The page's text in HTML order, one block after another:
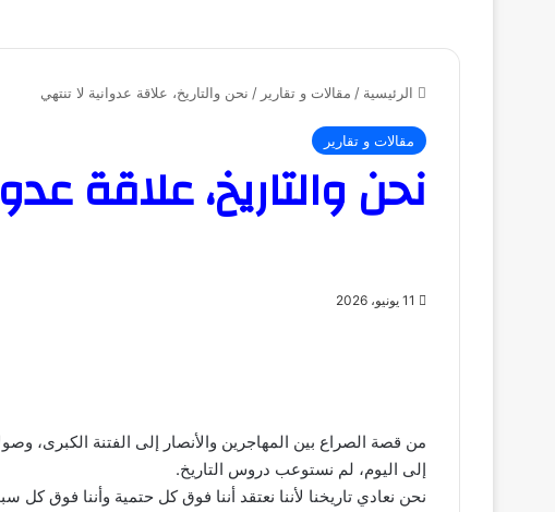
الرئيسية / مقالات و تقارير / نحن والتاريخ، علاقة عدوانية لا تنتهي
مقالات و تقارير
نحن والتاريخ، علاقة
11 يونيو، 2026
من قصة الصراع بين المهاجرين والأنصار إلى الفتنة الكبرى،
إلى اليوم، لم نستوعب دروس التاريخ.
نحن نعادي تاريخنا لأننا نعتقد أننا فوق كل حتمية وأننا فوق